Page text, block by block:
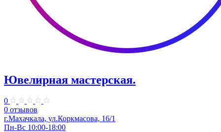
Ювелирная мастерская.
0
0 отзывов
г.Махачкала, ул.​Коркмасова, 16/1
Пн-Вс 10:00-18:00